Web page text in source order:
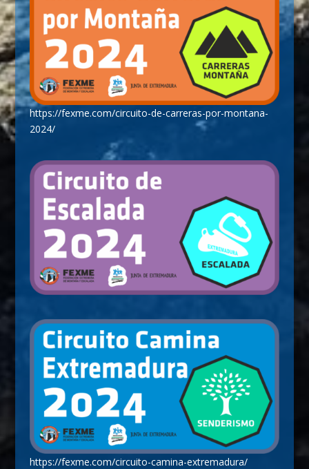
https://fexme.com/circuito-de-carreras-por-montana-
2024/
https://fexme.com/circuito-camina-extremadura/